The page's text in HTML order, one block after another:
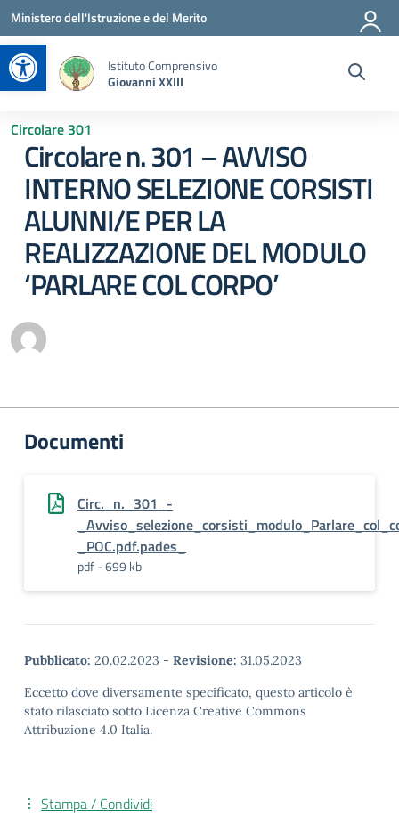
Apri la barra degli strumenti
Vai ai contenuti
Vai al menu di navigazione
Vai al footer
Ministero dell'Istruzione e del Merito
Istituto Comprensivo
Giovanni XXIII
Circolare 301
Circolare n. 301 – AVVISO
INTERNO SELEZIONE CORSISTI
ALUNNI/E PER LA
REALIZZAZIONE DEL MODULO
‘PARLARE COL CORPO’
Documenti
Circ._n._301_-
_POC.pdf.pades_
pdf - 699 kb
Pubblicato: 20.02.2023 - Revisione: 31.05.2023
Eccetto dove diversamente specificato, questo articolo è
stato rilasciato sotto Licenza Creative Commons
Attribuzione 4.0 Italia.
Stampa / Condividi